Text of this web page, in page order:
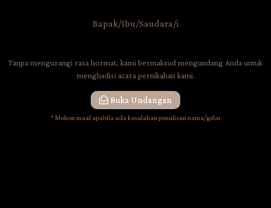
Kepada Yth.
Nama Tamu
Di Tempat
Bapak/Ibu/Saudara/i
Tanpa mengurangi rasa hormat, kami bermaksud mengundang Anda untuk
menghadiri acara pernikahan kami.
Buka Undangan